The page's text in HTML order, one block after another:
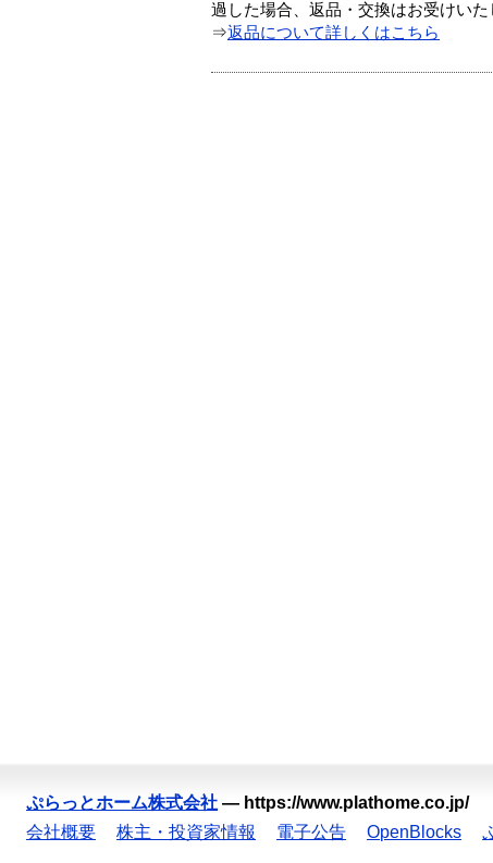
過した場合、返品・交換はお受けいた
⇒返品について詳しくはこちら
ぷらっとホーム株式会社 — https://www.plathome.co.jp/
会社概要
株主・投資家情報 電子公告 OpenBlocks